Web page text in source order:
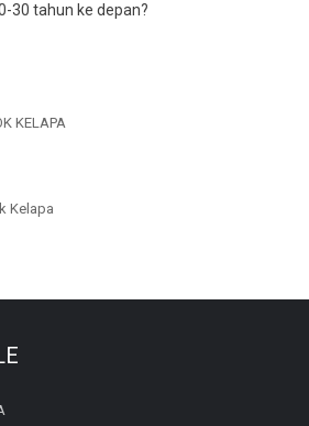
30 tahun ke depan?
KELAPA
Kelapa